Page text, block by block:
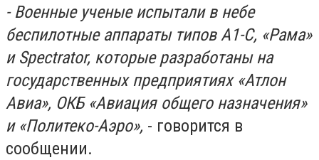
- Военные ученые испытали в небе
беспилотные аппараты типов А1-С, «Рама»
и Spectrator, которые разработаны на
государственных предприятиях «Атлон
Авиа», ОКБ «Авиация общего назначения»
и «Политеко-Аэро», - говорится в
сообщении.